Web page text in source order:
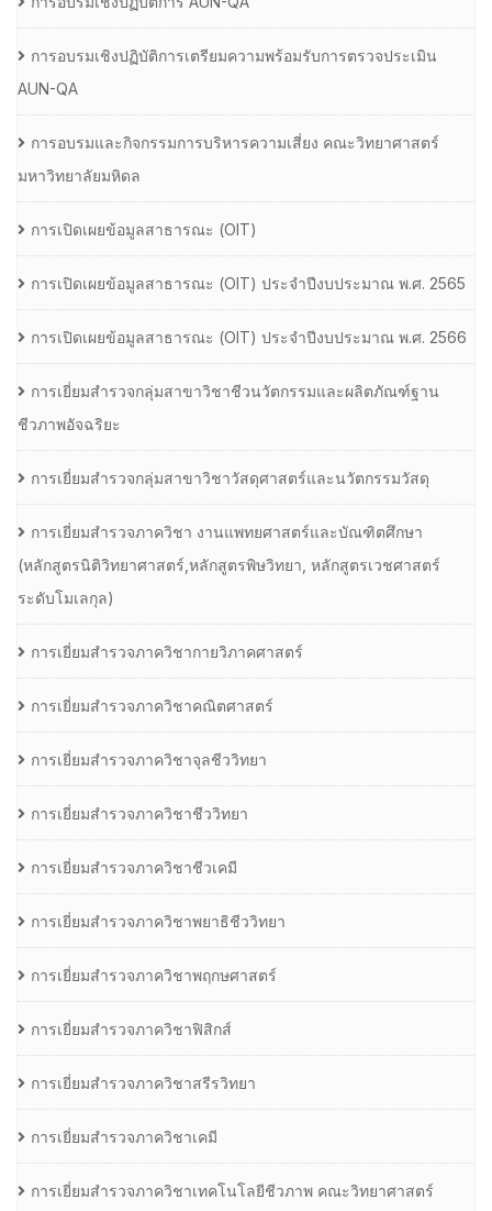
การอบรมเชิงปฏิบัติการเตรียมความพร้อมรับการตรวจประเมิน
AUN-QA
การอบรมและกิจกรรมการบริหารความเสี่ยง คณะวิทยาศาสตร์
มหาวิทยาลัยมหิดล
การเปิดเผยข้อมูลสาธารณะ (OIT)
การเปิดเผยข้อมูลสาธารณะ (OIT) ประจำปีงบประมาณ พ.ศ. 2565
การเปิดเผยข้อมูลสาธารณะ (OIT) ประจำปีงบประมาณ พ.ศ. 2566
การเยี่ยมสำรวจกลุ่มสาขาวิชาชีวนวัตกรรมและผลิตภัณฑ์ฐาน
ชีวภาพอัจฉริยะ
การเยี่ยมสำรวจกลุ่มสาขาวิชาวัสดุศาสตร์และนวัตกรรมวัสดุ
การเยี่ยมสำรวจภาควิชา งานแพทยศาสตร์และบัณฑิตศึกษา
(หลักสูตรนิติวิทยาศาสตร์,หลักสูตรพิษวิทยา, หลักสูตรเวชศาสตร์
ระดับโมเลกุล)
การเยี่ยมสำรวจภาควิชากายวิภาคศาสตร์
การเยี่ยมสำรวจภาควิชาคณิตศาสตร์
การเยี่ยมสำรวจภาควิชาจุลชีววิทยา
การเยี่ยมสำรวจภาควิชาชีววิทยา
การเยี่ยมสำรวจภาควิชาชีวเคมี
การเยี่ยมสำรวจภาควิชาพยาธิชีววิทยา
การเยี่ยมสำรวจภาควิชาพฤกษศาสตร์
การเยี่ยมสำรวจภาควิชาฟิสิกส์
การเยี่ยมสำรวจภาควิชาสรีรวิทยา
การเยี่ยมสำรวจภาควิชาเคมี
การเยี่ยมสำรวจภาควิชาเทคโนโลยีชีวภาพ คณะวิทยาศาสตร์